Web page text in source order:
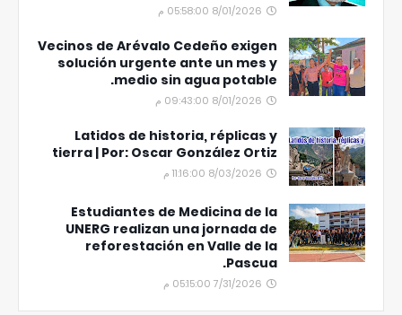
8/01/2026 05:58:00 م
Vecinos de Arévalo Cedeño exigen
solución urgente ante un mes y
medio sin agua potable.
8/01/2026 09:43:00 م
Latidos de historia, réplicas y
tierra | Por: Oscar González Ortiz
8/03/2026 11:16:00 م
Estudiantes de Medicina de la
UNERG realizan una jornada de
reforestación en Valle de la
Pascua.
7/31/2026 05:15:00 م